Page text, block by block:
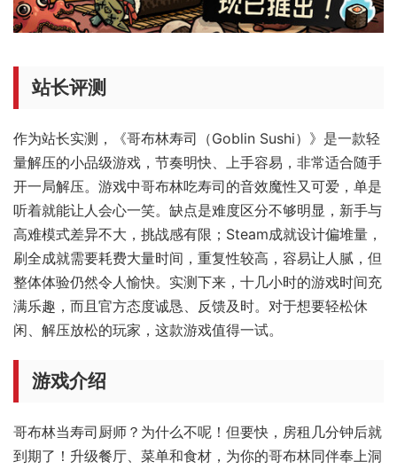
站长评测
作为站长实测，《哥布林寿司（Goblin Sushi）》是一款轻
量解压的小品级游戏，节奏明快、上手容易，非常适合随手
开一局解压。游戏中哥布林吃寿司的音效魔性又可爱，单是
听着就能让人会心一笑。缺点是难度区分不够明显，新手与
高难模式差异不大，挑战感有限；Steam成就设计偏堆量，
刷全成就需要耗费大量时间，重复性较高，容易让人腻，但
整体体验仍然令人愉快。实测下来，十几小时的游戏时间充
满乐趣，而且官方态度诚恳、反馈及时。对于想要轻松休
闲、解压放松的玩家，这款游戏值得一试。
游戏介绍
哥布林当寿司厨师？为什么不呢！但要快，房租几分钟后就
到期了！升级餐厅、菜单和食材，为你的哥布林同伴奉上洞